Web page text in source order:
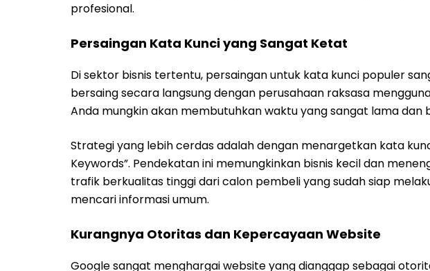
profesional.
Persaingan Kata Kunci yang Sangat Ketat
Di sektor bisnis tertentu, persaingan untuk kata kunci populer
bersaing secara langsung dengan perusahaan raksasa
Anda mungkin akan membutuhkan waktu yang sangat lama dan
Strategi yang lebih cerdas adalah dengan menargetkan kata
Keywords”. Pendekatan ini memungkinkan bisnis kecil dan
trafik berkualitas tinggi dari calon pembeli yang sudah siap
mencari informasi umum.
Kurangnya Otoritas dan Kepercayaan Website
Google sangat menghargai website yang dianggap sebagai